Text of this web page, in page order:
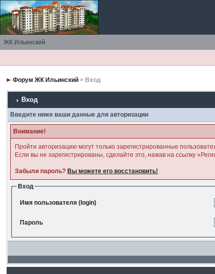
ЖК Ильинский
Форум ЖК Ильинский > Вход
Вход
Введите ниже ваши данные для авторизации
Внимание!
Пройти авторизацию могут только зарегистрированные
Если вы не зарегистрированы, сделайте это, нажав на ссылку
Забыли пароль? Вы можете его восстановить!
Вход
Имя пользователя (login)
Пароль